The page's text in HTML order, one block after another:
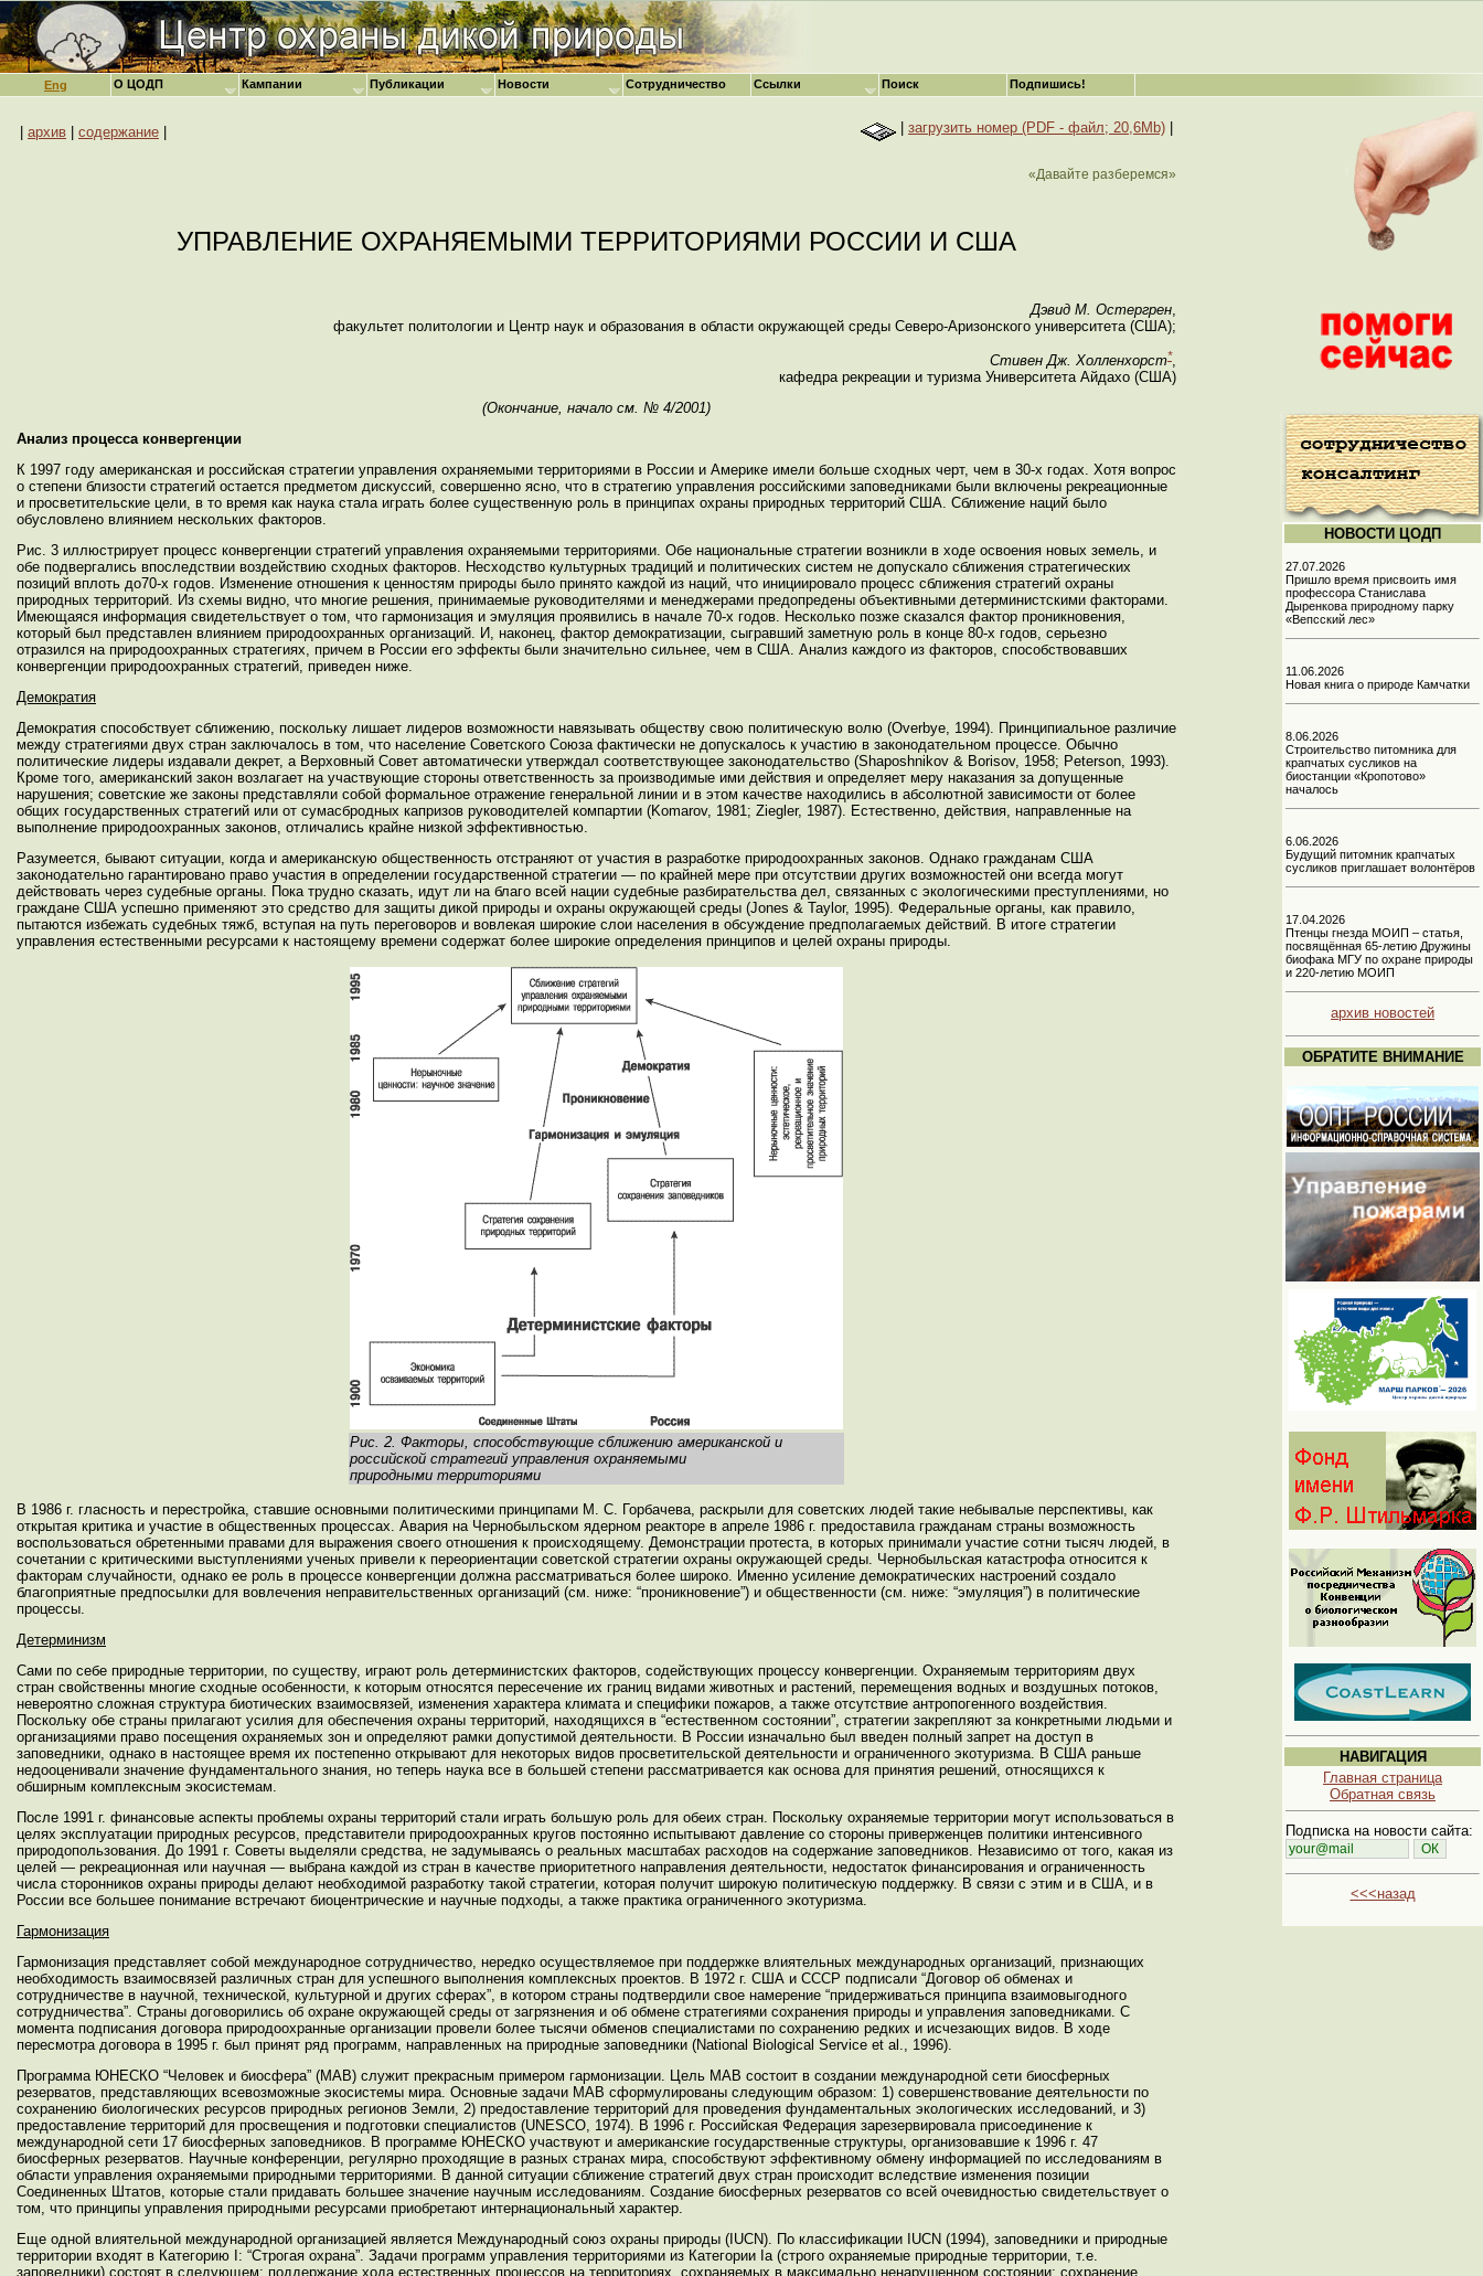
Eng
архив содержание загрузить номер (PDF - файл; 20,6Mb)
«Давайте разберемся»
УПРАВЛЕНИЕ ОХРАНЯЕМЫМИ ТЕРРИТОРИЯМИ РОССИИ И США
Дэвид М. Остергрен,
факультет политологии и Центр наук и образования в области окружающей среды Северо-Аризонского университета (США);
Стивен Дж. Холленхорст*,
кафедра рекреации и туризма Университета Айдахо (США)
(Окончание, начало см. № 4/2001)
Анализ процесса конвергенции
К 1997 году американская и российская стратегии управления охраняемыми территориями в России и Америке имели больше сходных черт, чем в 30-х годах. Хотя вопрос
о степени близости стратегий остается предметом дискуссий, совершенно ясно, что в стратегию управления российскими заповедниками были включены рекреационные
и просветительские цели, в то время как наука стала играть более существенную роль в принципах охраны природных территорий США. Сближение наций было
обусловлено влиянием нескольких факторов.
Рис. 3 иллюстрирует процесс конвергенции стратегий управления охраняемыми территориями. Обе национальные стратегии возникли в ходе освоения новых земель, и
обе подвергались впоследствии воздействию сходных факторов. Несходство культурных традиций и политических систем не допускало сближения стратегических
позиций вплоть до70-х годов. Изменение отношения к ценностям природы было принято каждой из наций, что инициировало процесс сближения стратегий охраны
природных территорий. Из схемы видно, что многие решения, принимаемые руководителями и менеджерами предопредены объективными детерминистскими факторами.
Имеющаяся информация свидетельствует о том, что гармонизация и эмуляция проявились в начале 70-х годов. Несколько позже сказался фактор проникновения,
который был представлен влиянием природоохранных организаций. И, наконец, фактор демократизации, сыгравший заметную роль в конце 80-х годов, серьезно
отразился на природоохранных стратегиях, причем в России его эффекты были значительно сильнее, чем в США. Анализ каждого из факторов, способствовавших
конвергенции природоохранных стратегий, приведен ниже.
Демократия
Демократия способствует сближению, поскольку лишает лидеров возможности навязывать обществу свою политическую волю (Overbye, 1994). Принципиальное различие
между стратегиями двух стран заключалось в том, что население Советского Союза фактически не допускалось к участию в законодательном процессе. Обычно
политические лидеры издавали декрет, а Верховный Совет автоматически утверждал соответствующее законодательство (Shaposhnikov & Borisov, 1958; Peterson, 1993).
Кроме того, американский закон возлагает на участвующие стороны ответственность за производимые ими действия и определяет меру наказания за допущенные
нарушения; советские же законы представляли собой формальное отражение генеральной линии и в этом качестве находились в абсолютной зависимости от более
общих государственных стратегий или от сумасбродных капризов руководителей компартии (Komarov, 1981; Ziegler, 1987). Естественно, действия, направленные на
выполнение природоохранных законов, отличались крайне низкой эффективностью.
Разумеется, бывают ситуации, когда и американскую общественность отстраняют от участия в разработке природоохранных законов. Однако гражданам США
законодательно гарантировано право участия в определении государственной стратегии — по крайней мере при отсутствии других возможностей они всегда могут
действовать через судебные органы. Пока трудно сказать, идут ли на благо всей нации судебные разбирательства дел, связанных с экологическими преступлениями, но
граждане США успешно применяют это средство для защиты дикой природы и охраны окружающей среды (Jones & Taylor, 1995). Федеральные органы, как правило,
пытаются избежать судебных тяжб, вступая на путь переговоров и вовлекая широкие слои населения в обсуждение предполагаемых действий. В итоге стратегии
управления естественными ресурсами к настоящему времени содержат более широкие определения принципов и целей охраны природы.
Рис. 2. Факторы, способствующие сближению американской и
российской стратегий управления охраняемыми
природными территориями
В 1986 г. гласность и перестройка, ставшие основными политическими принципами М. С. Горбачева, раскрыли для советских людей такие небывалые перспективы, как
открытая критика и участие в общественных процессах. Авария на Чернобыльском ядерном реакторе в апреле 1986 г. предоставила гражданам страны возможность
воспользоваться обретенными правами для выражения своего отношения к происходящему. Демонстрации протеста, в которых принимали участие сотни тысяч людей, в
сочетании с критическими выступлениями ученых привели к переориентации советской стратегии охраны окружающей среды. Чернобыльская катастрофа относится к
факторам случайности, однако ее роль в процессе конвергенции должна рассматриваться более широко. Именно усиление демократических настроений создало
благоприятные предпосылки для вовлечения неправительственных организаций (см. ниже: “проникновение”) и общественности (см. ниже: “эмуляция”) в политические
процессы.
Детерминизм
Сами по себе природные территории, по существу, играют роль детерминистских факторов, содействующих процессу конвергенции. Охраняемым территориям двух
стран свойственны многие сходные особенности, к которым относятся пересечение их границ видами животных и растений, перемещения водных и воздушных потоков,
невероятно сложная структура биотических взаимосвязей, изменения характера климата и специфики пожаров, а также отсутствие антропогенного воздействия.
Поскольку обе страны прилагают усилия для обеспечения охраны территорий, находящихся в “естественном состоянии”, стратегии закрепляют за конкретными людьми и
организациями право посещения охраняемых зон и определяют рамки допустимой деятельности. В России изначально был введен полный запрет на доступ в
заповедники, однако в настоящее время их постепенно открывают для некоторых видов просветительской деятельности и ограниченного экотуризма. В США раньше
недооценивали значение фундаментального знания, но теперь наука все в большей степени рассматривается как основа для принятия решений, относящихся к
обширным комплексным экосистемам.
После 1991 г. финансовые аспекты проблемы охраны территорий стали играть большую роль для обеих стран. Поскольку охраняемые территории могут использоваться в
целях эксплуатации природных ресурсов, представители природоохранных кругов постоянно испытывают давление со стороны приверженцев политики интенсивного
природопользования. До 1991 г. Советы выделяли средства, не задумываясь о реальных масштабах расходов на содержание заповедников. Независимо от того, какая из
целей — рекреационная или научная — выбрана каждой из стран в качестве приоритетного направления деятельности, недостаток финансирования и ограниченность
числа сторонников охраны природы делают необходимой разработку такой стратегии, которая получит широкую политическую поддержку. В связи с этим и в США, и в
России все большее понимание встречают биоцентрические и научные подходы, а также практика ограниченного экотуризма.
Гармонизация
Гармонизация представляет собой международное сотрудничество, нередко осуществляемое при поддержке влиятельных международных организаций, признающих
необходимость взаимосвязей различных стран для успешного выполнения комплексных проектов. В 1972 г. США и СССР подписали “Договор об обменах и
сотрудничестве в научной, технической, культурной и других сферах”, в котором страны подтвердили свое намерение “придерживаться принципа взаимовыгодного
сотрудничества”. Страны договорились об охране окружающей среды от загрязнения и об обмене стратегиями сохранения природы и управления заповедниками. С
момента подписания договора природоохранные организации провели более тысячи обменов специалистами по сохранению редких и исчезающих видов. В ходе
пересмотра договора в 1995 г. был принят ряд программ, направленных на природные заповедники (National Biological Service et al., 1996).
Программа ЮНЕСКО “Человек и биосфера” (MAB) служит прекрасным примером гармонизации. Цель MAB состоит в создании международной сети биосферных
резерватов, представляющих всевозможные экосистемы мира. Основные задачи MAB сформулированы следующим образом: 1) совершенствование деятельности по
сохранению биологических ресурсов природных регионов Земли, 2) предоставление территорий для проведения фундаментальных экологических исследований, и 3)
предоставление территорий для просвещения и подготовки специалистов (UNESCO, 1974). В 1996 г. Российская Федерация зарезервировала присоединение к
международной сети 17 биосферных заповедников. В программе ЮНЕСКО участвуют и американские государственные структуры, организовавшие к 1996 г. 47
биосферных резерватов. Научные конференции, регулярно проходящие в разных странах мира, способствуют эффективному обмену информацией по исследованиям в
области управления охраняемыми природными территориями. В данной ситуации сближение стратегий двух стран происходит вследствие изменения позиции
Соединенных Штатов, которые стали придавать большее значение научным исследованиям. Создание биосферных резерватов со всей очевидностью свидетельствует о
том, что принципы управления природными ресурсами приобретают интернациональный характер.
Еще одной влиятельной международной организацией является Международный союз охраны природы (IUCN). По классификации IUCN (1994), заповедники и природные
территории входят в Категорию I: “Строгая охрана”. Задачи программ управления территориями из Категории Ia (строго охраняемые природные территории, т.е.
заповедники) состоят в следующем: поддержание хода естественных процессов на территориях, сохраняемых в максимально ненарушенном состоянии; сохранение
НОВОСТИ ЦОДП
27.07.2026
Пришло время присвоить имя
профессора Станислава
Дыренкова природному парку
«Вепсский лес»
11.06.2026
Новая книга о природе Камчатки
8.06.2026
Строительство питомника для
крапчатых сусликов на
биостанции «Кропотово»
началось
6.06.2026
Будущий питомник крапчатых
сусликов приглашает волонтёров
17.04.2026
Птенцы гнезда МОИП – статья,
посвящённая 65-летию Дружины
биофака МГУ по охране природы
и 220-летию МОИП
архив новостей
ОБРАТИТЕ ВНИМАНИЕ
НАВИГАЦИЯ
Главная страница
Обратная связь
Подписка на новости сайта:
<<<назад
О ЦОДП Кампании Публикации Новости Сотрудничество Ссылки Поиск Подпишись!